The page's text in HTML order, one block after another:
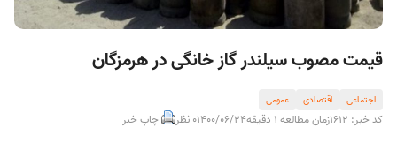
قیمت مصوب سیلندر گاز خانگی در هرمزگان
اجتماعی اقتصادی عمومی
کد خبر: 1612 زمان مطالعه 1 دقیقه 1400/06/240 نظر چاپ خبر